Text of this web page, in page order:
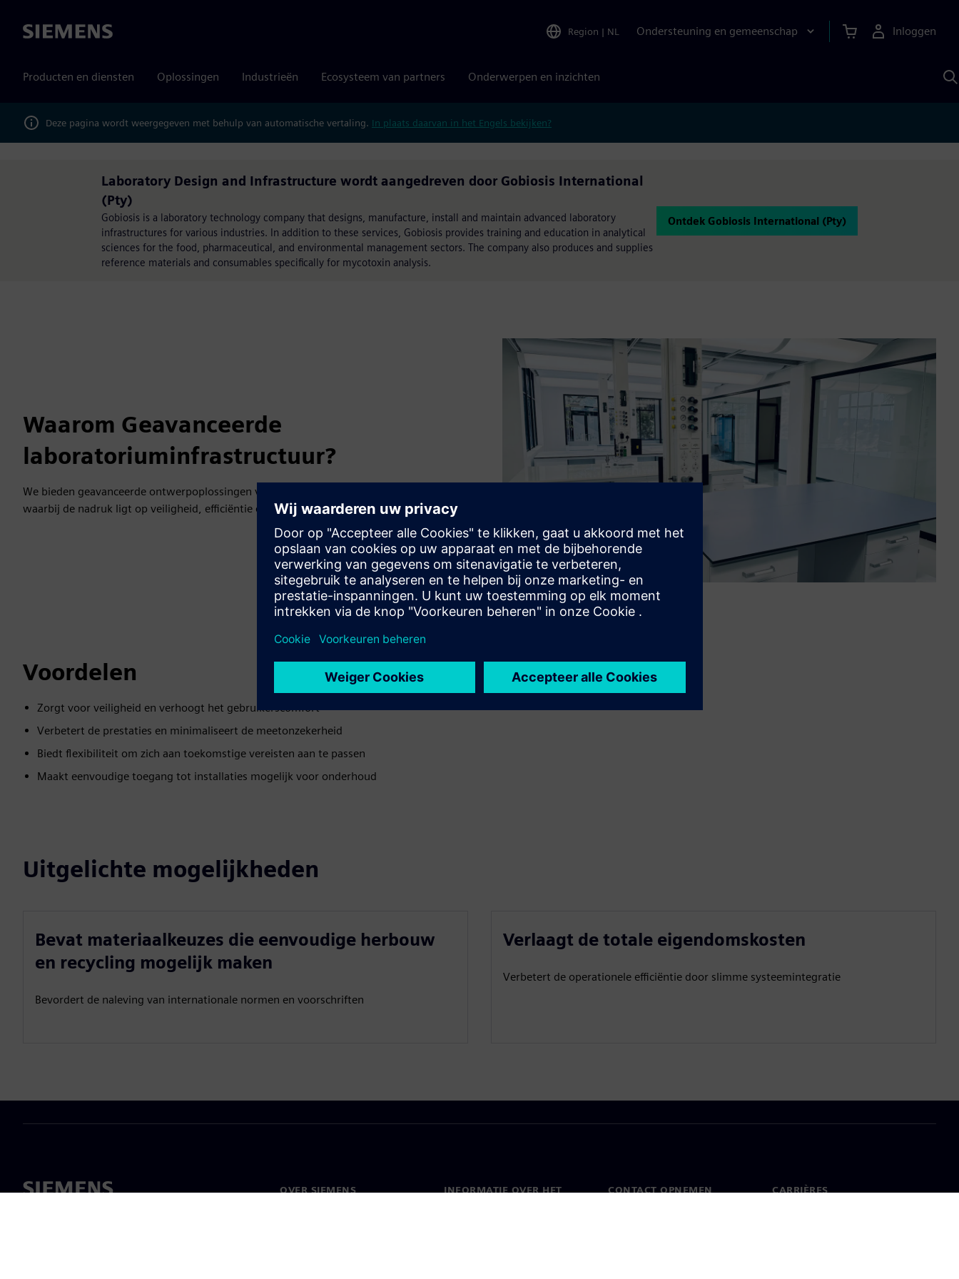
Siemens Region | NL Ondersteuning en gemeenschap Inloggen
Producten en diensten Oplossingen Industrieën Ecosysteem van partners Onderwerpen en inzichten
Deze pagina wordt weergegeven met behulp van automatische vertaling. In plaats daarvan in het Engels bekijken?
Laboratory Design and Infrastructure wordt aangedreven door Gobiosis International
(Pty)
Gobiosis is a laboratory technology company that designs, manufacture, install and maintain advanced laboratory
infrastructures for various industries. In addition to these services, Gobiosis provides training and education in analytical
sciences for the food, pharmaceutical, and environmental management sectors. The company also produces and supplies
reference materials and consumables specifically for mycotoxin analysis.
Ontdek Gobiosis International (Pty)
Waarom Geavanceerde
laboratoriuminfrastructuur?
We bieden geavanceerde ontwerpoplossingen voor laboratoriuminfrastructuur,
waarbij de nadruk ligt op veiligheid, efficiëntie en ecologische duurzaamheid.
Voordelen
Zorgt voor veiligheid en verhoogt het gebruikerscomfort
Verbetert de prestaties en minimaliseert de meetonzekerheid
Biedt flexibiliteit om zich aan toekomstige vereisten aan te passen
Maakt eenvoudige toegang tot installaties mogelijk voor onderhoud
Uitgelichte mogelijkheden
Bevat materiaalkeuzes die eenvoudige herbouw
en recycling mogelijk maken
Bevordert de naleving van internationale normen en voorschriften
Verlaagt de totale eigendomskosten
Verbetert de operationele efficiëntie door slimme systeemintegratie
OVER SIEMENS
INFORMATIE OVER HET
CONTACT OPNEMEN CARRIÈRES